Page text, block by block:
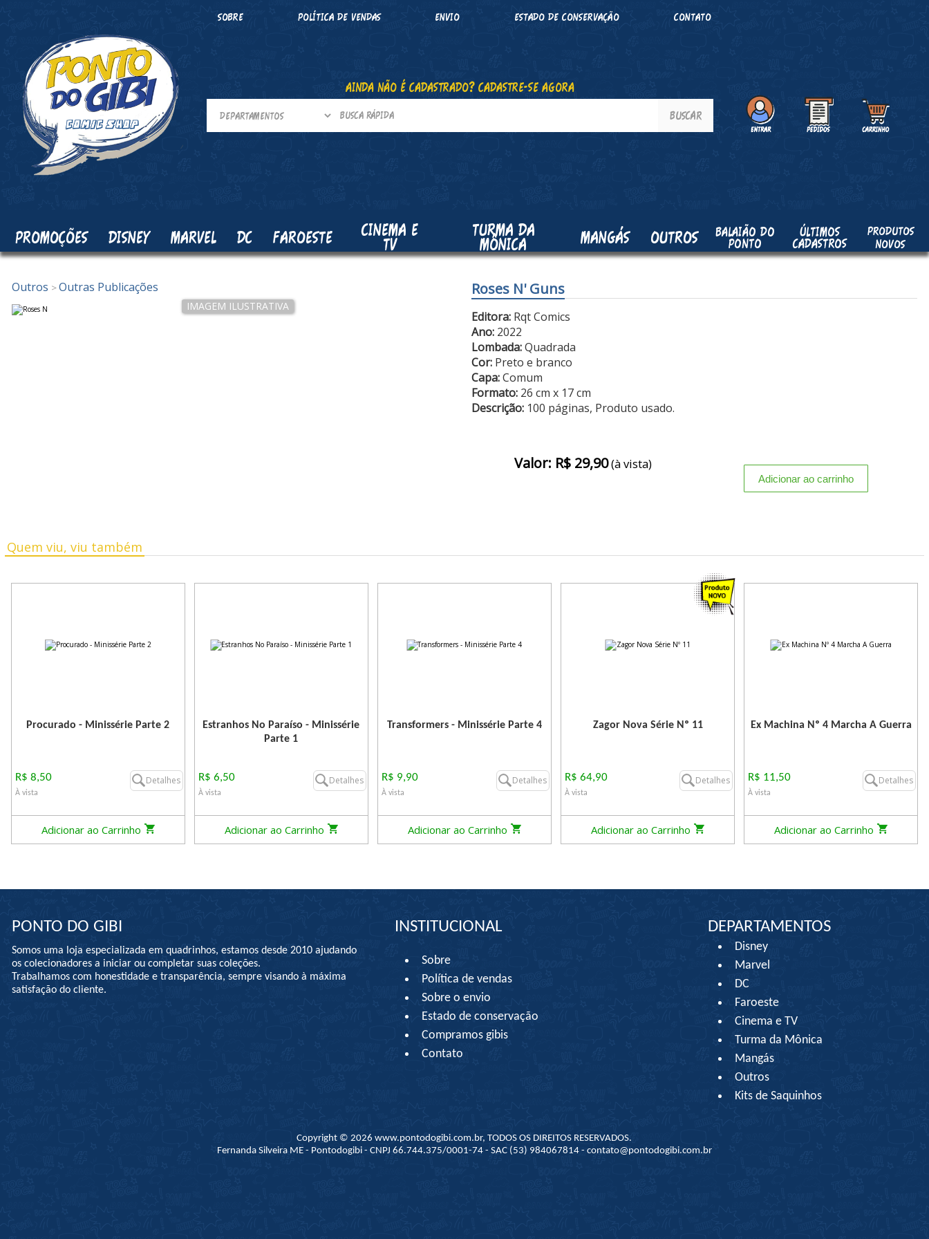
SOBRE POLÍTICA DE VENDAS ENVIO ESTADO DE CONSERVAÇÃO CONTATO
AINDA NÃO É CADASTRADO? CADASTRE-SE AGORA
PROMOÇÕES DISNEY MARVEL DC FAROESTE CINEMA E
TV
TURMA DA
MÔNICA MANGÁS OUTROS BALAIÃO DO
PONTO
ÚLTIMOS
CADASTROS
PRODUTOS
NOVOS
Outros >Outras Publicações Roses N' Guns
Editora:Rqt Comics
Ano:2022
Lombada:Quadrada
Cor:Preto e branco
Capa:Comum
Formato:26 cm x 17 cm
Descrição: 100 páginas, Produto usado.
Valor: R$ 29,90(à vista)
Quem viu, viu também
Procurado - Minissérie Parte 2
R$ 8,50
À vista
Detalhes
Adicionar ao Carrinho
Estranhos No Paraíso - Minissérie
Parte 1
R$ 6,50
À vista
Detalhes
Adicionar ao Carrinho
Transformers - Minissérie Parte 4
R$ 9,90
À vista
Detalhes
Adicionar ao Carrinho
Zagor Nova Série Nº 11
R$ 64,90
À vista
Detalhes
Adicionar ao Carrinho
Ex Machina Nº 4 Marcha A Guerra
R$ 11,50
À vista
Detalhes
Adicionar ao Carrinho
PONTO DO GIBI
Somos uma loja especializada em quadrinhos, estamos desde 2010 ajudando
os colecionadores a iniciar ou completar suas coleções.
Trabalhamos com honestidade e transparência, sempre visando à máxima
satisfação do cliente.
INSTITUCIONAL
Sobre
Política de vendas
Sobre o envio
Estado de conservação
Compramos gibis
Contato
DEPARTAMENTOS
Disney
Marvel
DC
Faroeste
Cinema e TV
Turma da Mônica
Mangás
Outros
Kits de Saquinhos
Copyright © 2026 www.pontodogibi.com.br, TODOS OS DIREITOS RESERVADOS.
Fernanda Silveira ME - Pontodogibi - CNPJ 66.744.375/0001-74 - SAC (53) 984067814 - contato@pontodogibi.com.br